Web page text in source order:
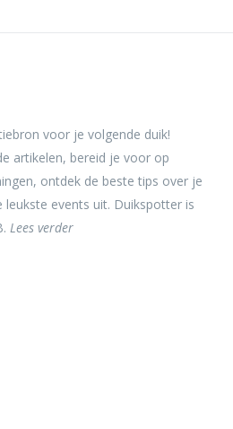
voor je volgende duik!
artikelen, bereid je voor op
ontdek de beste tips over je
leukste events uit. Duikspotter is
Lees verder